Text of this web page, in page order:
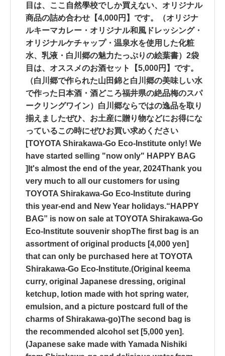
目は、ここ自然學校でしか買えない、オリジナル
商品の詰め合わせ【4,000円】です。（オリジナ
ルキーマカレー・オリジナル和風ドレッシング・
オリジナルケチャップ・温泉水を使用した化粧
水、乳液・白川郷の魅力たっぷりの絵葉書）️️2袋
目は、オススメのお酒セット【5,000円】です。
（白川郷で作られた山田錦と白川郷の美味しい水
で作った日本酒・酒どころ福井県の絶品梅のスパ
ークリングワイン）白川郷ならではの逸品を取り
揃えましたぜひ、お土産に贈り物などにお得にな
っているこの時にぜひお買い求めください
[TOYOTA Shirakawa-Go Eco-Institute only! We
have started selling "now only" HAPPY BAG
]It's almost the end of the year, 2024Thank you
very much to all our customers for using
TOYOTA Shirakawa-Go Eco-Institute during
this year-end and New Year holidays.“HAPPY
BAG” is now on sale at TOYOTA Shirakawa-Go
Eco-Institute souvenir shop️The first bag is an
assortment of original products [4,000 yen]
that can only be purchased here at TOYOTA
Shirakawa-Go Eco-Institute.(Original keema
curry, original Japanese dressing, original
ketchup, lotion made with hot spring water,
emulsion, and a picture postcard full of the
charms of Shirakawa-go)️️The second bag is
the recommended alcohol set [5,000 yen].
(Japanese sake made with Yamada Nishiki